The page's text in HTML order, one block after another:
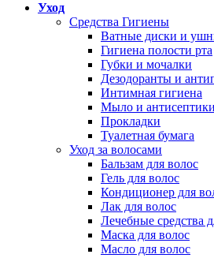
Уход
Средства Гигиены
Ватные диски и
Гигиена полости рта
Губки и мочалки
Дезодоранты и
Интимная гигиена
Мыло и антисептики
Прокладки
Туалетная бумага
Уход за волосами
Бальзам для волос
Гель для волос
Кондиционер для
Лак для волос
Лечебные средства
Маска для волос
Масло для волос